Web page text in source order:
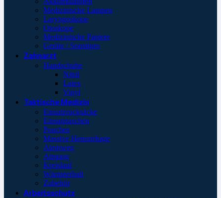
Medizinische Lampen
Laryngoskope
Otoskope
Medizinische Papiere
Geräte / Sonstiges
Zahnarzt
Handschuhe
Nitril
Latex
Vinyl
Taktische Medizin
Einsatzrucksäcke
Einsatztaschen
Pouches
Massive Hemorrhage
Atemweg
Atmung
Kreislauf
Wärmeerhalt
Zubehör
Arbeitsschutz